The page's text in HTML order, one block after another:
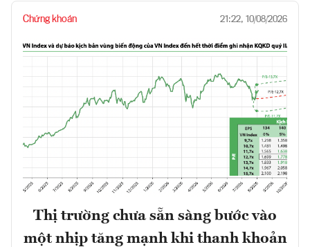
Chứng khoán 21:22, 10/08/2026
Thị trường chưa sẵn sàng bước vào
một nhịp tăng mạnh khi thanh khoản